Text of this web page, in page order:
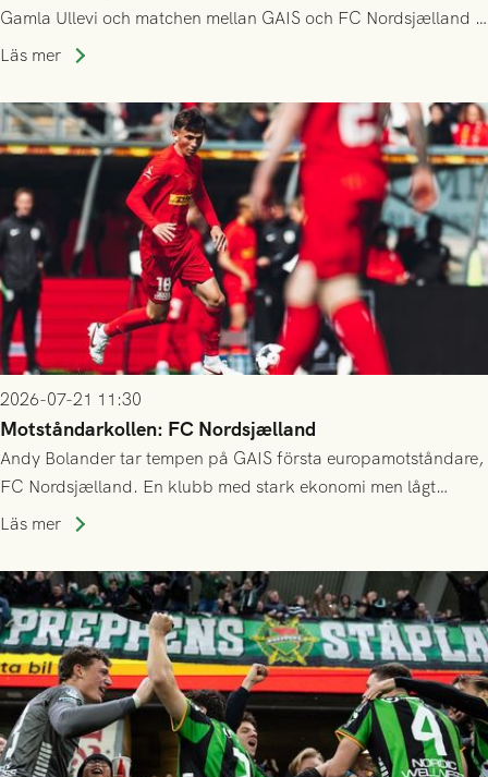
Gamla Ullevi och matchen mellan GAIS och FC Nordsjælland i
kvalet till Conference League! Avspark kl 19.00 på torsdag
Läs mer
2026-07-21 11:30
Motståndarkollen: FC Nordsjælland
Andy Bolander tar tempen på GAIS första europamotståndare,
FC Nordsjælland. En klubb med stark ekonomi men lågt
publiksnitt, ett lag med både kollektiv styrka och individuell
Läs mer